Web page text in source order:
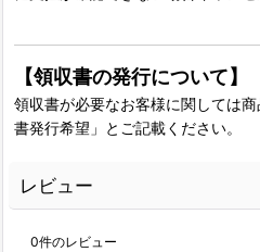
【領収書の発行について】
領収書が必要なお客様に関しては
書発行希望」とご記載ください。
レビュー
0件のレビュー